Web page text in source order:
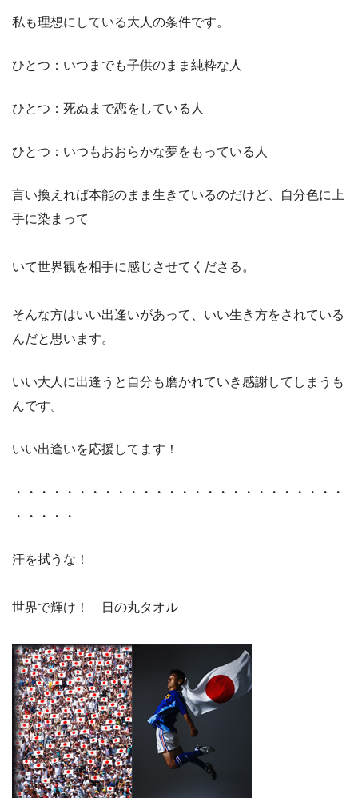
私も理想にしている大人の条件です。
ひとつ：いつまでも子供のまま純粋な人
ひとつ：死ぬまで恋をしている人
ひとつ：いつもおおらかな夢をもっている人
言い換えれば本能のまま生きているのだけど、自分色に上
手に染まって
いて世界観を相手に感じさせてくださる。
そんな方はいい出逢いがあって、いい生き方をされている
んだと思います。
いい大人に出逢うと自分も磨かれていき感謝してしまうも
んです。
いい出逢いを応援してます！
・・・・・・・・・・・・・・・・・・・・・・・・・・
・・・・・
汗を拭うな！
世界で輝け！ 日の丸タオル